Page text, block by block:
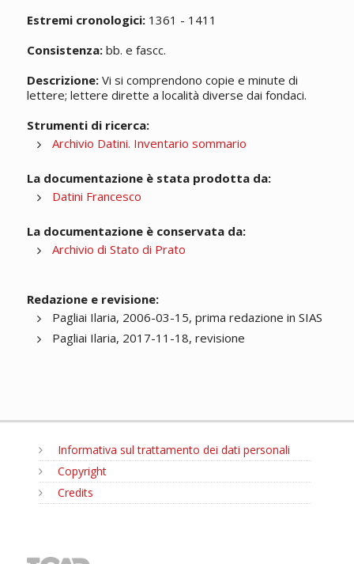
Estremi cronologici:1361 - 1411
Consistenza:bb. e fascc.
Descrizione:Vi si comprendono copie e minute di
lettere; lettere dirette a località diverse dai fondaci.
Strumenti di ricerca:
Archivio Datini. Inventario sommario
La documentazione è stata prodotta da:
Datini Francesco
La documentazione è conservata da:
Archivio di Stato di Prato
Redazione e revisione:
Pagliai Ilaria, 2006-03-15, prima redazione in SIAS
Pagliai Ilaria, 2017-11-18, revisione
Informativa sul trattamento dei dati personali
Copyright
Credits